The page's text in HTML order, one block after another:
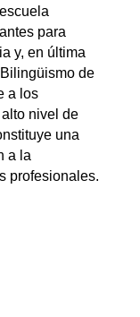
para
y, en última
de
a los
nivel de
una
a la
profesionales.